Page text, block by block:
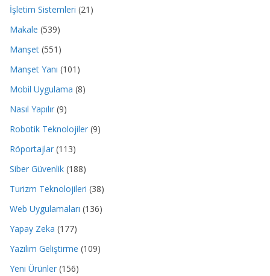
İşletim Sistemleri (21)
Makale (539)
Manşet (551)
Manşet Yanı (101)
Mobil Uygulama (8)
Nasıl Yapılır (9)
Robotik Teknolojiler (9)
Röportajlar (113)
Siber Güvenlik (188)
Turizm Teknolojileri (38)
Web Uygulamaları (136)
Yapay Zeka (177)
Yazılım Geliştirme (109)
Yeni Ürünler (156)